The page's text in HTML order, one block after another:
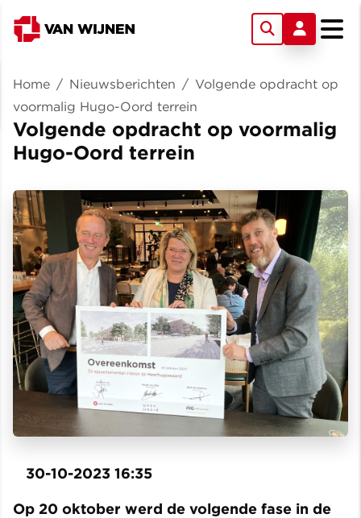
Home / Nieuwsberichten / Volgende opdracht op
voormalig Hugo-Oord terrein
Volgende opdracht op voormalig
Hugo-Oord terrein
30-10-2023 16:35
Op 20 oktober werd de volgende fase in de